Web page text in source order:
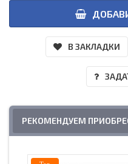
В ЗАКЛАДКИ
РЕКОМЕНДУЕМ